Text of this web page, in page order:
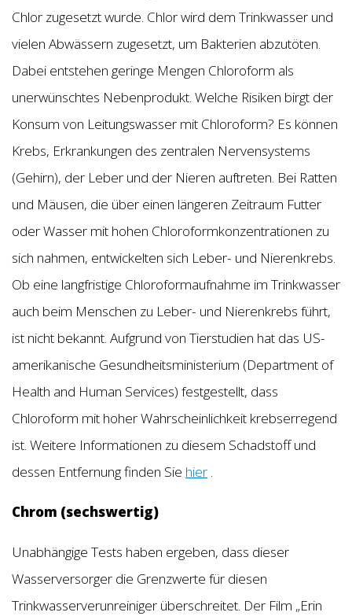
Chlor zugesetzt wurde. Chlor wird dem Trinkwasser und
vielen Abwässern zugesetzt, um Bakterien abzutöten.
Dabei entstehen geringe Mengen Chloroform als
unerwünschtes Nebenprodukt. Welche Risiken birgt der
Konsum von Leitungswasser mit Chloroform? Es können
Krebs, Erkrankungen des zentralen Nervensystems
(Gehirn), der Leber und der Nieren auftreten. Bei Ratten
und Mäusen, die über einen längeren Zeitraum Futter
oder Wasser mit hohen Chloroformkonzentrationen zu
sich nahmen, entwickelten sich Leber- und Nierenkrebs.
Ob eine langfristige Chloroformaufnahme im Trinkwasser
auch beim Menschen zu Leber- und Nierenkrebs führt,
ist nicht bekannt. Aufgrund von Tierstudien hat das US-
amerikanische Gesundheitsministerium (Department of
Health and Human Services) festgestellt, dass
Chloroform mit hoher Wahrscheinlichkeit krebserregend
ist. Weitere Informationen zu diesem Schadstoff und
dessen Entfernung finden Sie hier .
Chrom (sechswertig)
Unabhängige Tests haben ergeben, dass dieser
Wasserversorger die Grenzwerte für diesen
Trinkwasserverunreiniger überschreitet. Der Film „Erin